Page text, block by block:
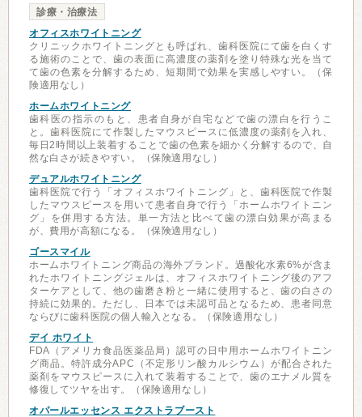
診療・治療法
オフィスホワイトニング
クリニックホワイトニングとも呼ばれ、歯科医院にて歯を白くす
る施術のことで、歯の表面に高濃度の薬剤を塗り特殊な光を当て
て歯の色素を分解するため、短期間で効果を実感しやすい。（保
険適用なし）
ホームホワイトニング
歯科医の指示のもと、患者自身が自宅などで歯の漂白を行うこ
と。歯科医院にて作製したマウスピースに低濃度の薬剤を入れ、
毎日2時間以上装着することで歯の色素を細かく分解するので、自
然な白さが続きやすい。（保険適用なし）
デュアルホワイトニング
歯科医院で行う「オフィスホワイトニング」と、歯科医院で作製
したマウスピースを用いて患者自身で行う「ホームホワイトニン
グ」を併用する方法。単一方法と比べて歯の漂白効果が高まる
が、費用が高額になる。（保険適用なし）
ゴースマイル
ホームホワイトニング商品の海外ブランド。過酸化水素6%が含ま
れたホワイトニングジェルは、オフィスホワイトニング後のアフ
ターケアとして、他の歯磨き粉と一緒に使用すると、歯の白さの
持続に効果的。ただし、日本では未認可品となるため、患者同意
ならびに歯科医院の個人輸入となる。（保険適用なし）
デイ ホワイト
FDA（アメリカ食品医薬品局）認可の日中用ホームホワイトニン
グ商品。特許成分APC（不定形リン酸カルシウム）が配合された
薬剤をマウスピースに入れて装着することで、歯のエナメル質を
修復してツヤを出す。（保険適用なし）
オパールエッセンス エクストラブースト